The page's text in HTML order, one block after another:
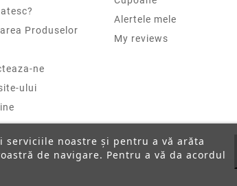
Produselor
ne
ului
Alertele mele
My reviews
noastre și pentru a vă arăta
de navigare. Pentru a vă da acordul